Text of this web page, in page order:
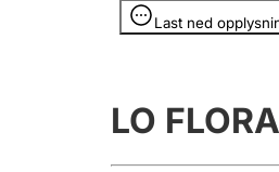
Last ned
Opplysninger er
LO